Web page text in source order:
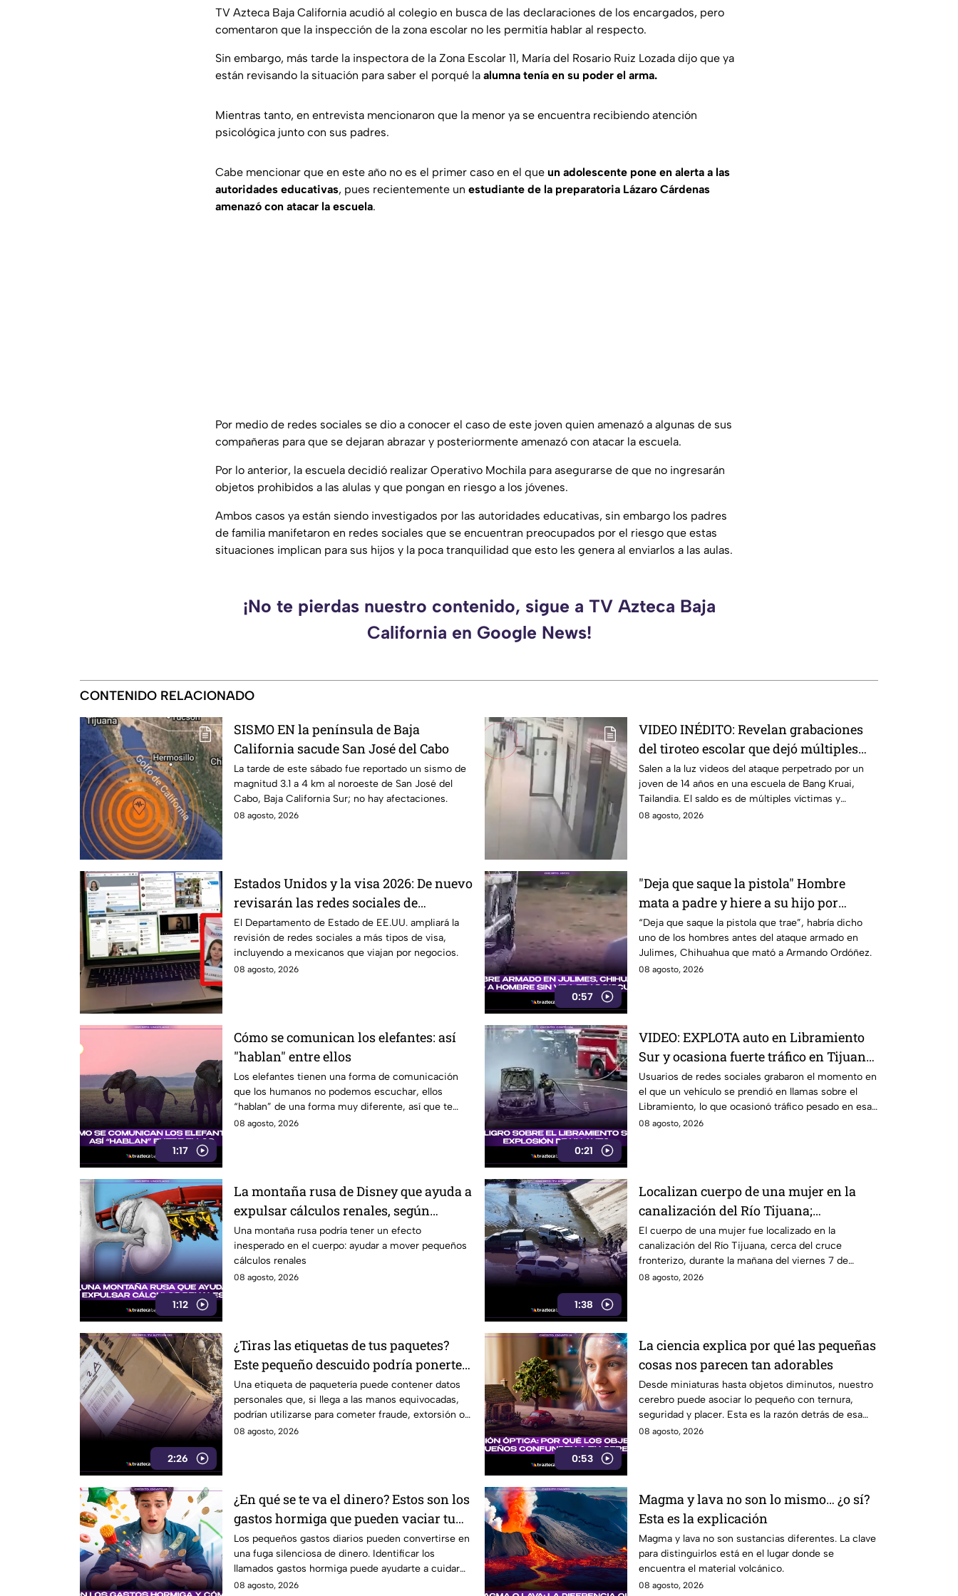
TV Azteca Baja California acudió al colegio en busca de las declaraciones de los encargados, pero
comentaron que la inspección de la zona escolar no les permitía hablar al respecto.
Sin embargo, más tarde la inspectora de la Zona Escolar 11, María del Rosario Ruiz Lozada dijo que ya
están revisando la situación para saber el porqué la alumna tenía en su poder el arma.
Mientras tanto, en entrevista mencionaron que la menor ya se encuentra recibiendo atención
psicológica junto con sus padres.
Cabe mencionar que en este año no es el primer caso en el que un adolescente pone en alerta a las
autoridades educativas, pues recientemente un estudiante de la preparatoria Lázaro Cárdenas
amenazó con atacar la escuela.
Por medio de redes sociales se dio a conocer el caso de este joven quien amenazó a algunas de sus
compañeras para que se dejaran abrazar y posteriormente amenazó con atacar la escuela.
Por lo anterior, la escuela decidió realizar Operativo Mochila para asegurarse de que no ingresarán
objetos prohibidos a las alulas y que pongan en riesgo a los jóvenes.
Ambos casos ya están siendo investigados por las autoridades educativas, sin embargo los padres
de familia manifetaron en redes sociales que se encuentran preocupados por el riesgo que estas
situaciones implican para sus hijos y la poca tranquilidad que esto les genera al enviarlos a las aulas.
¡No te pierdas nuestro contenido, sigue a TV Azteca Baja
California en Google News!
CONTENIDO RELACIONADO
SISMO EN la península de Baja
California sacude San José del Cabo
La tarde de este sábado fue reportado un sismo de
magnitud 3.1 a 4 km al noroeste de San José del
Cabo, Baja California Sur; no hay afectaciones.
08 agosto, 2026
VIDEO INÉDITO: Revelan grabaciones
del tiroteo escolar que dejó múltiples
víctimas
Salen a la luz videos del ataque perpetrado por un
joven de 14 años en una escuela de Bang Kruai,
Tailandia. El saldo es de múltiples víctimas y
heridos.
08 agosto, 2026
Estados Unidos y la visa 2026: De nuevo
revisarán las redes sociales de
mexicanos que viaje a este país
El Departamento de Estado de EE.UU. ampliará la
revisión de redes sociales a más tipos de visa,
incluyendo a mexicanos que viajan por negocios.
08 agosto, 2026
0:57
"Deja que saque la pistola" Hombre
mata a padre y hiere a su hijo por
supuestamente invadir un camino
“Deja que saque la pistola que trae”, habría dicho
uno de los hombres antes del ataque armado en
Julimes, Chihuahua que mató a Armando Ordóñez.
08 agosto, 2026
1:17
Cómo se comunican los elefantes: así
"hablan" entre ellos
Los elefantes tienen una forma de comunicación
que los humanos no podemos escuchar, ellos
“hablan” de una forma muy diferente, así que te
invitamos a ver el video.
08 agosto, 2026
0:21
VIDEO: EXPLOTA auto en Libramiento
Sur y ocasiona fuerte tráfico en Tijuana
este sábado; cerca de 5 y 10
Usuarios de redes sociales grabaron el momento en
el que un vehículo se prendió en llamas sobre el
Libramiento, lo que ocasionó tráfico pesado en esa
parte de Tijuana.
08 agosto, 2026
1:12
La montaña rusa de Disney que ayuda a
expulsar cálculos renales, según
estudio
Una montaña rusa podría tener un efecto
inesperado en el cuerpo: ayudar a mover pequeños
cálculos renales
08 agosto, 2026
1:38
Localizan cuerpo de una mujer en la
canalización del Río Tijuana;
presentaba quemaduras
El cuerpo de una mujer fue localizado en la
canalización del Río Tijuana, cerca del cruce
fronterizo, durante la mañana del viernes 7 de
agosto.
08 agosto, 2026
2:26
¿Tiras las etiquetas de tus paquetes?
Este pequeño descuido podría ponerte
en riesgo en Tijuana
Una etiqueta de paquetería puede contener datos
personales que, si llega a las manos equivocadas,
podrían utilizarse para cometer fraude, extorsión o
robo de identidad.
08 agosto, 2026
0:53
La ciencia explica por qué las pequeñas
cosas nos parecen tan adorables
Desde miniaturas hasta objetos diminutos, nuestro
cerebro puede asociar lo pequeño con ternura,
seguridad y placer. Esta es la razón detrás de esa
atracción.
08 agosto, 2026
¿En qué se te va el dinero? Estos son los
gastos hormiga que pueden vaciar tu
bolsillo
Los pequeños gastos diarios pueden convertirse en
una fuga silenciosa de dinero. Identificar los
llamados gastos hormiga puede ayudarte a cuidar
tus finanzas.
08 agosto, 2026
Magma y lava no son lo mismo… ¿o sí?
Esta es la explicación
Magma y lava no son sustancias diferentes. La clave
para distinguirlos está en el lugar donde se
encuentra el material volcánico.
08 agosto, 2026